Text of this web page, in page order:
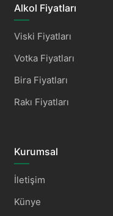
Alkol Fiyatları
Viski Fiyatları
Votka Fiyatları
Bira Fiyatları
Rakı Fiyatları
Kurumsal
İletişim
Künye